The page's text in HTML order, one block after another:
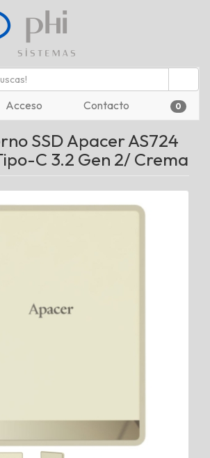
Acceso Contacto 0
SSD Apacer AS724
C 3.2 Gen 2/ Crema